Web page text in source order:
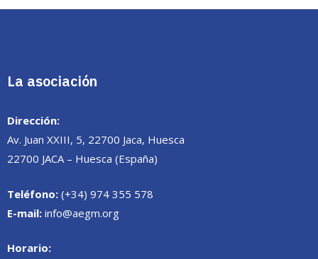
La asociación
Dirección:
Av. Juan XXIII, 5, 22700 Jaca, Huesca
22700 JACA – Huesca (España)
Teléfono: (+34) 974 355 578
E-mail: info@aegm.org
Horario: